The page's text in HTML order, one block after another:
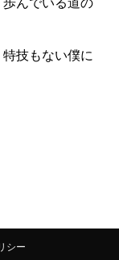
技もない僕に
シー